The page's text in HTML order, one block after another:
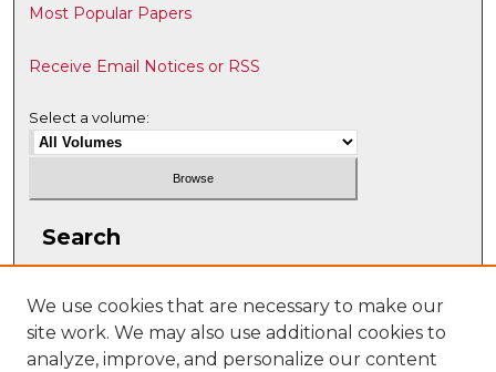
Most Popular Papers
Receive Email Notices or RSS
Select a volume:
Search
We use cookies that are necessary to make our
site work. We may also use additional cookies to
analyze, improve, and personalize our content